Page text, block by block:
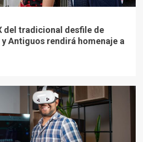
del tradicional desfile de
Antiguos rendirá homenaje a